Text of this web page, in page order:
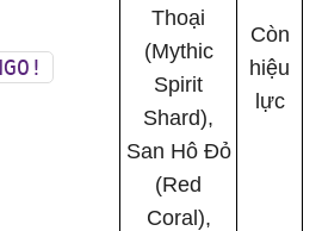
Thoại
(Mythic
Spirit
Shard),
San Hô Đỏ
(Red
Coral),
Còn
hiệu
lực